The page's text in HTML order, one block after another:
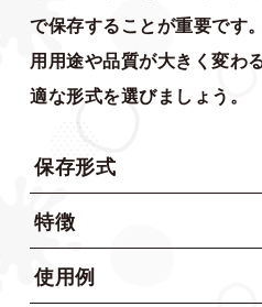
で保存することが重要です
用用途や品質が大きく変わ
適な形式を選びましょう。
保存形式
特徴
使用例